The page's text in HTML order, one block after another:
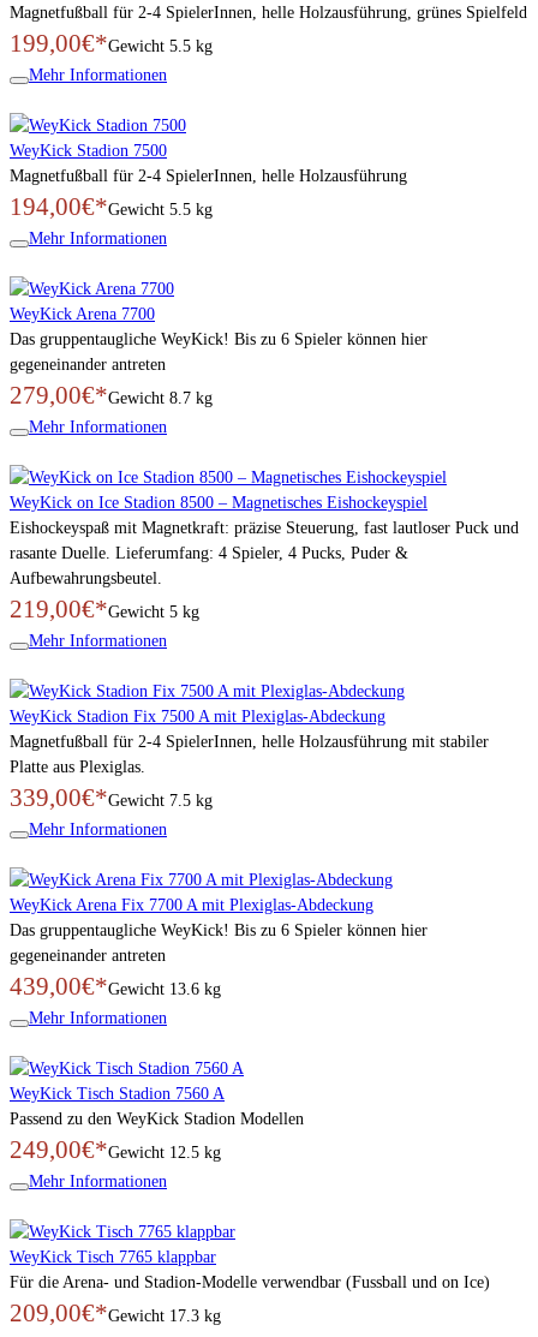
Magnetfußball für 2-4 SpielerInnen, helle Holzausführung, grünes Spielfeld
199,00€*Gewicht 5.5 kg
Mehr Informationen
WeyKick Stadion 7500
Magnetfußball für 2-4 SpielerInnen, helle Holzausführung
194,00€*Gewicht 5.5 kg
Mehr Informationen
WeyKick Arena 7700
Das gruppentaugliche WeyKick! Bis zu 6 Spieler können hier
gegeneinander antreten
279,00€*Gewicht 8.7 kg
Mehr Informationen
WeyKick on Ice Stadion 8500 – Magnetisches Eishockeyspiel
Eishockeyspaß mit Magnetkraft: präzise Steuerung, fast lautloser Puck und
rasante Duelle. Lieferumfang: 4 Spieler, 4 Pucks, Puder &
Aufbewahrungsbeutel.
219,00€*Gewicht 5 kg
Mehr Informationen
WeyKick Stadion Fix 7500 A mit Plexiglas-Abdeckung
Magnetfußball für 2-4 SpielerInnen, helle Holzausführung mit stabiler
Platte aus Plexiglas.
339,00€*Gewicht 7.5 kg
Mehr Informationen
WeyKick Arena Fix 7700 A mit Plexiglas-Abdeckung
Das gruppentaugliche WeyKick! Bis zu 6 Spieler können hier
gegeneinander antreten
439,00€*Gewicht 13.6 kg
Mehr Informationen
WeyKick Tisch Stadion 7560 A
Passend zu den WeyKick Stadion Modellen
249,00€*Gewicht 12.5 kg
Mehr Informationen
WeyKick Tisch 7765 klappbar
Für die Arena- und Stadion-Modelle verwendbar (Fussball und on Ice)
209,00€*Gewicht 17.3 kg